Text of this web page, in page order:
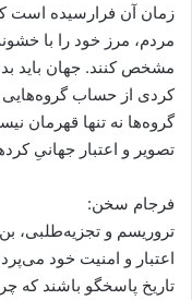
زمان آن فرارسیده است
مردم، مرز خود را با
مشخص کنند. جهان باید
کردی از حساب
گروه‌ها نه تنها قهرمان
تصویر و اعتبار جهانیِ
فرجام سخن:
تروریسم و تجزیه‌طلبی،
اعتبار و امنیت خود
تاریخ پاسخگو باشند که